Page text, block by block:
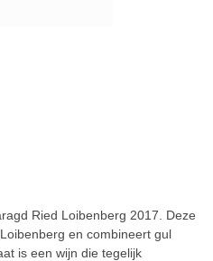
Ried Loibenberg 2017. Deze
en combineert gul
is een wijn die tegelijk